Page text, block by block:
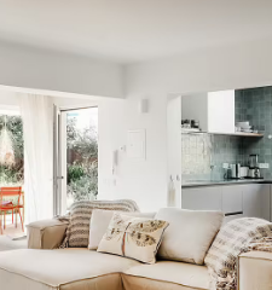
Semaine Décoration Et Design
Publi Reportage
Loft